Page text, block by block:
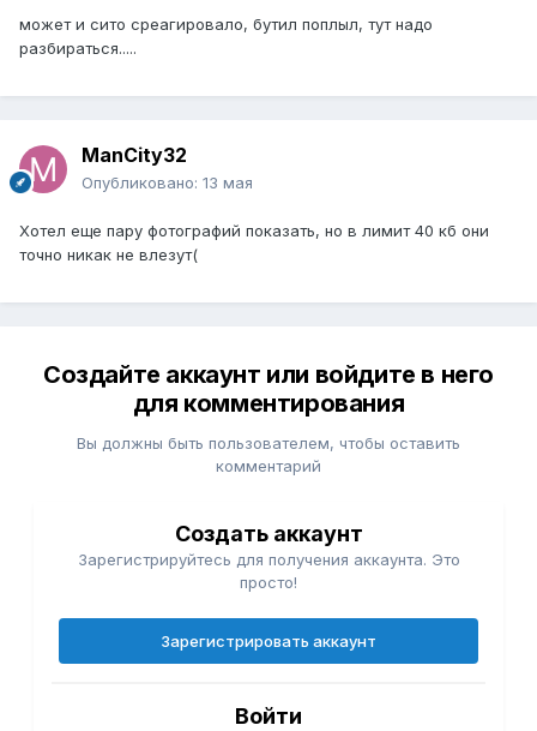
может и сито среагировало, бутил поплыл, тут надо
разбираться.....
ManCity32
Опубликовано: 13 мая
Хотел еще пару фотографий показать, но в лимит 40 кб они
точно никак не влезут(
Создайте аккаунт или войдите в него
для комментирования
Вы должны быть пользователем, чтобы оставить
комментарий
Создать аккаунт
Зарегистрируйтесь для получения аккаунта. Это
просто!
Зарегистрировать аккаунт
Войти